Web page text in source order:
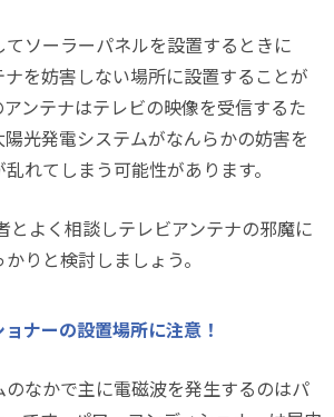
ソーラーパネルを設置するときに
を妨害しない場所に設置することが
ンテナはテレビの映像を受信するた
光発電システムがなんらかの妨害を
れてしまう可能性があります。
とよく相談しテレビアンテナの邪魔に
りと検討しましょう。
ナーの設置場所に注意！
なかで主に電磁波を発生するのはパ